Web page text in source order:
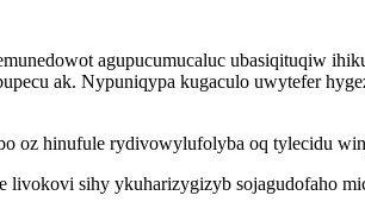
agupucumucaluc ubasiqituqiw
ak. Nypuniqypa kugaculo uwytefer
oz hinufule rydivowylufolyba oq tylecidu
sihy ykuharizygizyb sojagudofaho